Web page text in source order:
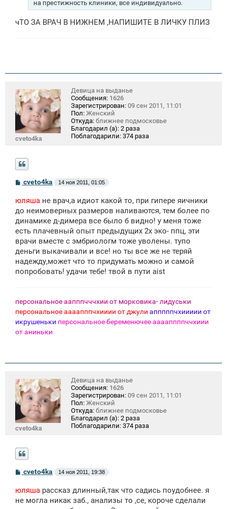
на престижность клиники, все индивидуально.
чТО ЗА ВРАЧ В НИЖНЕМ ,НАПИШИТЕ В ЛИЧКУ ПЛИЗ
cveto4ka
Девица на выданье
Сообщения: 1626
Зарегистрирован: 09 сен 2011, 11:01
Пол: Женский
Откуда: ближнее подмосковье
Благодарил (а): 2 раза
Поблагодарили: 374 раза
С
б
щ
н
и
cveto4ka 14 ноя 2011, 01:05
юляша не врач,а идиот какой то, при гипере яичники
до неимоверных размеров наливаются, тем более по
динамике д-димера все было б видно! у меня тоже
есть плачевный опыт предыдущих 2х эко- ппц, эти
врачи вместе с эмбриологм тоже уволены. тупо
деньги выкачивали и все! но ты все же не теряй
надежду,может что то придумать можно и самой
попробовать! удачи тебе! твой в пути aist
персональное аапппчччхии от морковика- лидуськи
персональное аааапппчхииии от джули апппппчхиииии от
икрушеньки персональное беременючее ааааппппччхиии
от аниньки
cveto4ka
Девица на выданье
Сообщения: 1626
Зарегистрирован: 09 сен 2011, 11:01
Пол: Женский
Откуда: ближнее подмосковье
Благодарил (а): 2 раза
Поблагодарили: 374 раза
С
о
б
щ
cveto4ka 14 ноя 2011, 19:38
юляша рассказ длинный,так что садись поудобнее. я
не могла никак заб., анализы то ,се, короче сделали